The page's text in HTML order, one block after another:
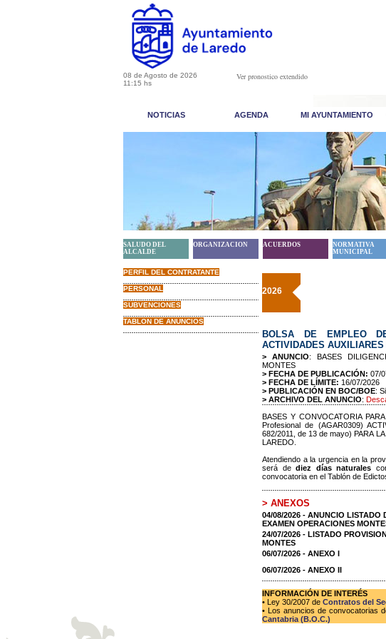
08 de Agosto de 2026
11:15 hs
Ver pronostico extendido
NOTICIAS AGENDA MI AYUNTAMIENTO
SALUDO DEL
ALCALDE
ORGANIZACION ACUERDOS
NORMATIVA
MUNICIPAL
PERFIL DEL CONTRATANTE
PERSONAL
SUBVENCIONES
TABLON DE ANUNCIOS
2026
BOLSA DE EMPLEO
ACTIVIDADES
> ANUNCIO: BASES
MONTES
> FECHA DE PUBLICACIÓN: 07/
> FECHA DE LÍMITE: 16/07/2026
> PUBLICACIÓN EN BOC/BOE:
> ARCHIVO DEL ANUNCIO:
BASES Y CONVOCATORIA
Profesional de (AGAR0309)
682/2011, de 13 de mayo) PARA
LAREDO.
Atendiendo a la urgencia en la
será dediez días naturales
convocatoria en el Tablón de
> ANEXOS
04/08/2026 - ANUNCIO LISTADO
EXAMEN OPERACIONES
24/07/2026 - LISTADO
MONTES
06/07/2026 - ANEXO I
06/07/2026 - ANEXO II
INFORMACIÓN DE INTERÉS
• Ley 30/2007 de Contratos del
• Los anuncios de convocatorias
Cantabria (B.O.C.)